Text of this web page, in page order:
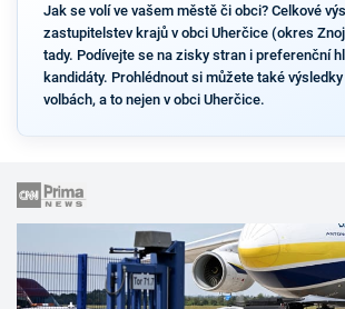
Jak se volí ve vašem městě či obci? Celkové
zastupitelstev krajů v obci Uherčice (okres
tady. Podívejte se na zisky stran i preferenční
kandidáty. Prohlédnout si můžete také
volbách, a to nejen v obci Uherčice.